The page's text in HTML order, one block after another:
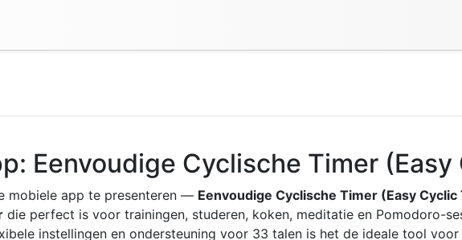
Eenvoudige Cyclische Timer (Easy
mobiele app te presenteren — Eenvoudige Cyclische Timer (Easy Cyclic
die perfect is voor trainingen, studeren, koken, meditatie en Pomodoro-
instellingen en ondersteuning voor 33 talen is het de ideale tool